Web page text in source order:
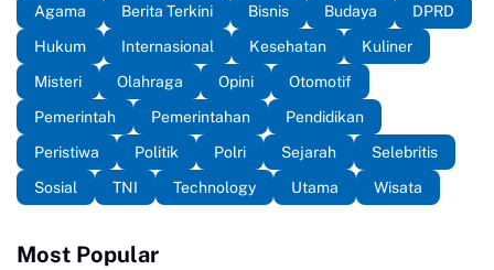
Agama Berita Terkini Bisnis Budaya
DPRD
Hukum
Internasional Kesehatan
Kuliner
Misteri
Olahraga Opini
Otomotif
Pemerintah
Pemerintahan
Pendidikan
Peristiwa
Politik Polri Sejarah
Selebritis
Sosial
TNI Technology Utama Wisata
Most Popular